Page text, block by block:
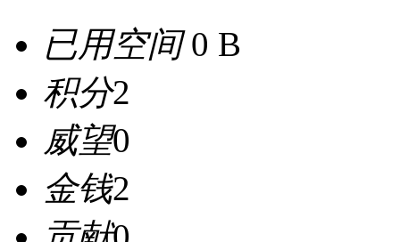
已用空间0 B
积分2
威望0
金钱2